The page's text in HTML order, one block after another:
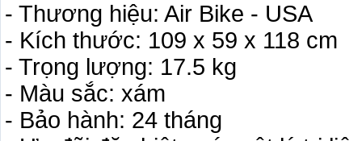
- Thương hiệu: Air Bike - USA
- Kích thước: 109 x 59 x 118 cm
- Trọng lượng: 17.5 kg
- Màu sắc: xám
- Bảo hành: 24 tháng